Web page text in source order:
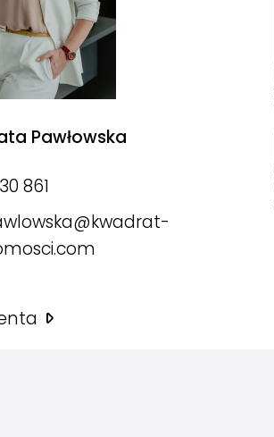
Pawłowska
861